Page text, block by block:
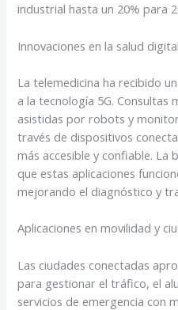
industrial hasta un 20% para
Innovaciones en la salud digital
La telemedicina ha recibido
a la tecnología 5G. Consultas
asistidas por robots y
través de dispositivos
más accesible y confiable. La
que estas aplicaciones
mejorando el diagnóstico y
Aplicaciones en movilidad y
Las ciudades conectadas
para gestionar el tráfico, el
servicios de emergencia con